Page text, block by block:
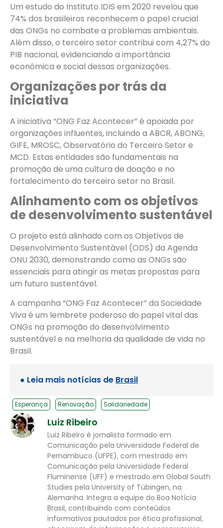
Um estudo do Instituto IDIS em 2020 revelou que
74% dos brasileiros reconhecem o papel crucial
das ONGs no combate a problemas ambientais.
Além disso, o terceiro setor contribui com 4,27% do
PIB nacional, evidenciando a importância
econômica e social dessas organizações.
Organizações por trás da
iniciativa
A iniciativa “ONG Faz Acontecer” é apoiada por
organizações influentes, incluindo a ABCR, ABONG,
GIFE, MROSC, Observatório do Terceiro Setor e
MCD. Estas entidades são fundamentais na
promoção de uma cultura de doação e no
fortalecimento do terceiro setor no Brasil.
Alinhamento com os objetivos
de desenvolvimento sustentável
O projeto está alinhado com os Objetivos de
Desenvolvimento Sustentável (ODS) da Agenda
ONU 2030, demonstrando como as ONGs são
essenciais para atingir as metas propostas para
um futuro sustentável.
A campanha “ONG Faz Acontecer” da Sociedade
Viva é um lembrete poderoso do papel vital das
ONGs na promoção do desenvolvimento
sustentável e na melhoria da qualidade de vida no
Brasil.
● Leia mais notícias de Brasil
Esperança Renovação Solidariedade
Luiz Ribeiro
Luiz Ribeiro é jornalista formado em
Comunicação pela Universidade Federal de
Pernambuco (UFPE), com mestrado em
Comunicação pela Universidade Federal
Fluminense (UFF) e mestrado em Global South
Studies pela University of Tübingen, na
Alemanha. Integra a equipe do Boa Notícia
Brasil, contribuindo com conteúdos
informativos pautados por ética profissional,